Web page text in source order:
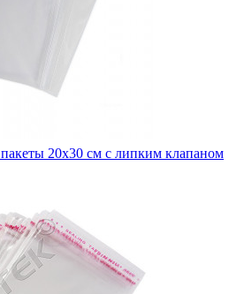
20х30 см с липким клапаном